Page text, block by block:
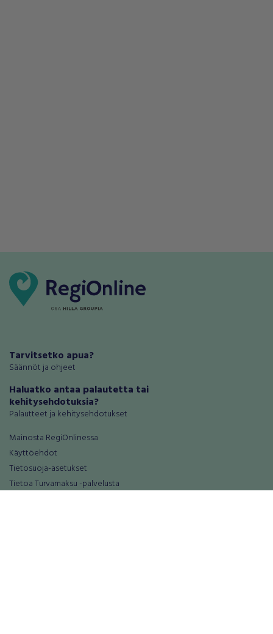
Tarvitsetko apua?
Säännöt ja ohjeet
Haluatko antaa palautetta tai
kehitysehdotuksia?
Palautteet ja kehitysehdotukset
Mainosta RegiOnlinessa
Käyttöehdot
Tietosuoja-asetukset
Tietoa Turvamaksu -palvelusta